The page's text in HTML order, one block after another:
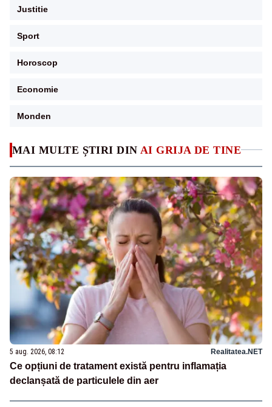
MAI MULTE ȘTIRI DIN AI GRIJA DE TINE
5 aug. 2026, 08:12 Realitatea.NET
Ce opțiuni de tratament există pentru inflamația
declanșată de particulele din aer
Justitie
Sport
Horoscop
Economie
Monden